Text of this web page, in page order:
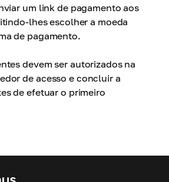
um link de pagamento aos
lhes escolher a moeda
de pagamento.
devem ser autorizados na
de acesso e concluir a
de efetuar o primeiro